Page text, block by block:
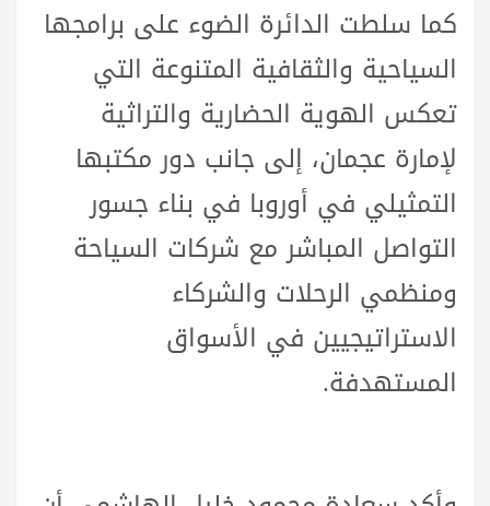
كما سلطت الدائرة الضوء على برامجها
السياحية والثقافية المتنوعة التي
تعكس الهوية الحضارية والتراثية
لإمارة عجمان، إلى جانب دور مكتبها
التمثيلي في أوروبا في بناء جسور
التواصل المباشر مع شركات السياحة
ومنظمي الرحلات والشركاء
الاستراتيجيين في الأسواق
المستهدفة.